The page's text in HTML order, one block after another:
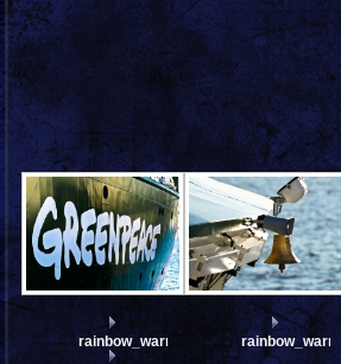
rainbow_warrior_III_A232194